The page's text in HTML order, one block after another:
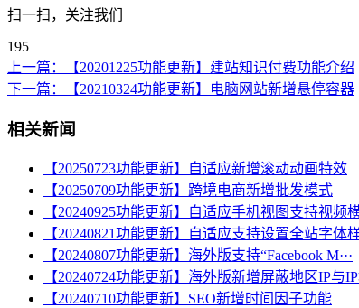
扫一扫，关注我们
195
上一篇：
【20201225功能更新】建站知识付费功能介绍
下一篇：
【20210324功能更新】电脑网站新增悬停容器
相关新闻
【20250723功能更新】自适应新增滚动动画特效
【20250709功能更新】跨境电商新增批发模式
【20240925功能更新】自适应手机视图支持视频
【20240821功能更新】自适应支持设置全站字体
【20240807功能更新】海外版支持“Facebook M···
【20240724功能更新】海外版新增屏蔽地区IP与IP
【20240710功能更新】SEO新增时间因子功能